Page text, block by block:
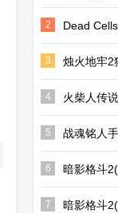
2
Dead
版
3
烛火地牢2
4 火柴人传
5 战魂铭人
6
暗影格斗
v2.41.9 最
7
暗影格斗